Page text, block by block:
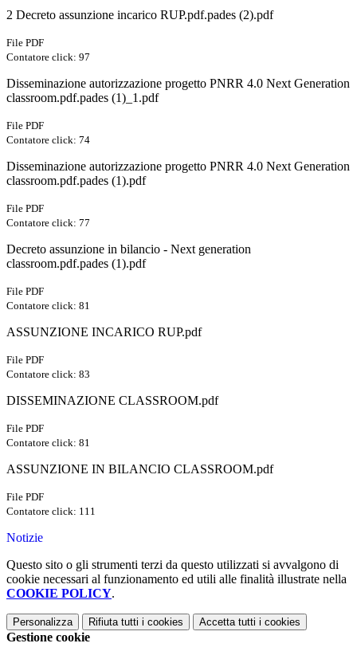
2 Decreto assunzione incarico RUP.pdf.pades (2).pdf
File PDF
Contatore click: 97
Disseminazione autorizzazione progetto PNRR 4.0 Next Generation
classroom.pdf.pades (1)_1.pdf
File PDF
Contatore click: 74
Disseminazione autorizzazione progetto PNRR 4.0 Next Generation
classroom.pdf.pades (1).pdf
File PDF
Contatore click: 77
Decreto assunzione in bilancio - Next generation
classroom.pdf.pades (1).pdf
File PDF
Contatore click: 81
ASSUNZIONE INCARICO RUP.pdf
File PDF
Contatore click: 83
DISSEMINAZIONE CLASSROOM.pdf
File PDF
Contatore click: 81
ASSUNZIONE IN BILANCIO CLASSROOM.pdf
File PDF
Contatore click: 111
Notizie
Questo sito o gli strumenti terzi da questo utilizzati si avvalgono di
cookie necessari al funzionamento ed utili alle finalità illustrate nella
COOKIE POLICY.
Personalizza Rifiuta tutti i cookies Accetta tutti i cookies
Gestione cookie